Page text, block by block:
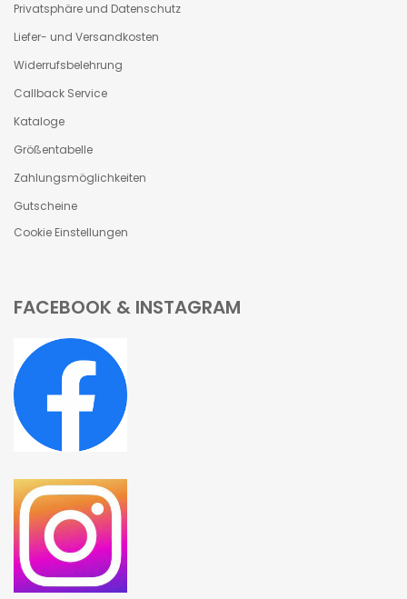
Privatsphäre und Datenschutz
Liefer- und Versandkosten
Widerrufsbelehrung
Callback Service
Kataloge
Größentabelle
Zahlungsmöglichkeiten
Gutscheine
Cookie Einstellungen
FACEBOOK & INSTAGRAM